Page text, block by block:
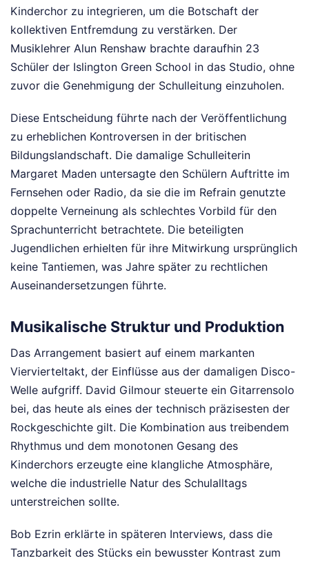
Kinderchor zu integrieren, um die Botschaft der
kollektiven Entfremdung zu verstärken. Der
Musiklehrer Alun Renshaw brachte daraufhin 23
Schüler der Islington Green School in das Studio, ohne
zuvor die Genehmigung der Schulleitung einzuholen.
Diese Entscheidung führte nach der Veröffentlichung
zu erheblichen Kontroversen in der britischen
Bildungslandschaft. Die damalige Schulleiterin
Margaret Maden untersagte den Schülern Auftritte im
Fernsehen oder Radio, da sie die im Refrain genutzte
doppelte Verneinung als schlechtes Vorbild für den
Sprachunterricht betrachtete. Die beteiligten
Jugendlichen erhielten für ihre Mitwirkung ursprünglich
keine Tantiemen, was Jahre später zu rechtlichen
Auseinandersetzungen führte.
Musikalische Struktur und Produktion
Das Arrangement basiert auf einem markanten
Viervierteltakt, der Einflüsse aus der damaligen Disco-
Welle aufgriff. David Gilmour steuerte ein Gitarrensolo
bei, das heute als eines der technisch präzisesten der
Rockgeschichte gilt. Die Kombination aus treibendem
Rhythmus und dem monotonen Gesang des
Kinderchors erzeugte eine klangliche Atmosphäre,
welche die industrielle Natur des Schulalltags
unterstreichen sollte.
Bob Ezrin erklärte in späteren Interviews, dass die
Tanzbarkeit des Stücks ein bewusster Kontrast zum